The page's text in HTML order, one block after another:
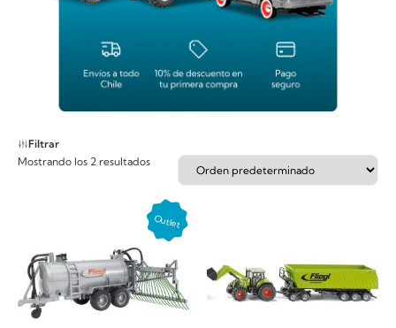
Filtrar
Mostrando los 2 resultados